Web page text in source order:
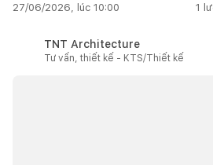
27/06/2026, lúc 10:00 1
TNT Architecture
Tư vấn, thiết kế - KTS/Thiết kế